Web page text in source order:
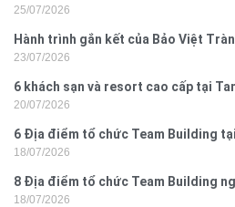
25/07/2026
Hành trình gắn kết của Bảo Việt
Yên
23/07/2026
6 khách sạn và resort cao cấp tại
nghi
20/07/2026
6 Địa điểm tổ chức Team Building
18/07/2026
8 Địa điểm tổ chức Team Building
18/07/2026